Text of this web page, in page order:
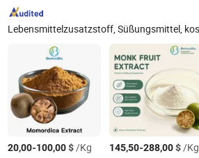
20,00-100,00$/Kg 145,50-288,00$/Kg